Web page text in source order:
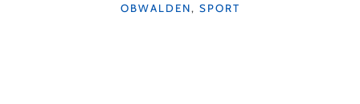
OBWALDEN, SPORT